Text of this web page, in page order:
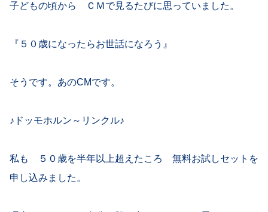
子どもの頃から ＣＭで見るたびに思っていました。
『５０歳になったらお世話になろう』
そうです。あのCMです。
♪ドッモホルン～リンクル♪
私も ５０歳を半年以上超えたころ 無料お試しセットを
申し込みました。